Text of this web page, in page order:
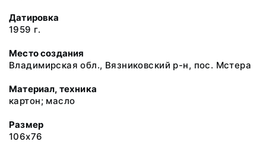
Датировка
1959 г.
Место создания
Владимирская обл., Вязниковский р-н, пос. Мстера
Материал, техника
картон; масло
Размер
106x76